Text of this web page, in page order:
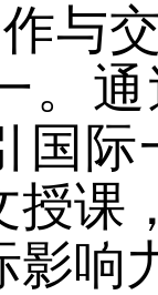
与
。通
国际
授课
影响